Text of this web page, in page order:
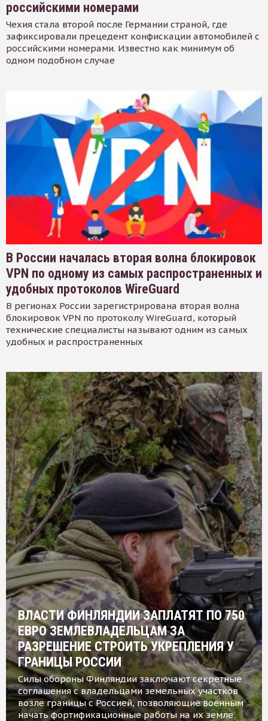
российскими номерами
Чехия стала второй после Германии страной, где
зафиксировали прецедент конфискации автомобилей с
российскими номерами. Известно как минимум об
одном подобном случае
В России началась вторая волна блокировок
VPN по одному из самых распространенных и
удобных протоколов WireGuard
В регионах России зарегистрирована вторая волна
блокировок VPN по протоколу WireGuard, который
технические специалисты называют одним из самых
удобных и распространенных
ВЛАСТИ ФИНЛЯНДИИ ЗАПЛАТЯТ ПО 750
ЕВРО ЗЕМЛЕВЛАДЕЛЬЦАМ ЗА
РАЗРЕШЕНИЕ СТРОИТЬ УКРЕПЛЕНИЯ У
ГРАНИЦЫ РОССИИ
Силы обороны Финляндии заключают секретные
соглашения с владельцами земельных участков
возле границы с Россией, позволяющие военным
начать фортификационные работы на их земле